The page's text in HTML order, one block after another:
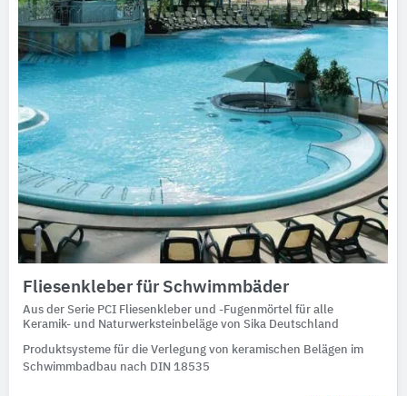
Fliesenkleber für Schwimmbäder
Aus der Serie PCI Fliesenkleber und -Fugenmörtel für alle
Keramik- und Naturwerksteinbeläge von Sika Deutschland
Produktsysteme für die Verlegung von keramischen Belägen im
Schwimmbadbau nach DIN 18535